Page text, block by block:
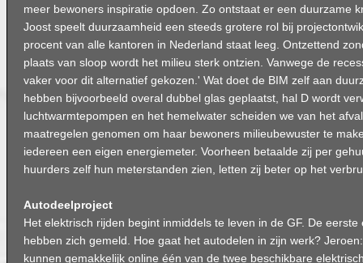
meer bewoners inspiratie opdoen. Zo ontstaat er een duurzame
Joost speelt duurzaamheid een steeds grotere rol bij
procent van alle kantoren in Nederland staat leeg. Ontzettend
plaats van sloop wordt het milieu sterk ontzien. Vanwege de
vaker voor dit alternatief gekozen.' Wat doet de BIM zelf aan
hebben bijvoorbeeld overal dubbel glas geplaatst, hal D wordt
luchtwarmtepompen en het hemelwater scheiden we van het
maatregelen genomen om haar bewoners milieubewuster te
iedereen een eigen energiemeter. Voorheen betaalde zij per
huurders zelf hun meterstanden zien, letten zij beter op het
Autodeelproject
Het elektrisch rijden begint inmiddels te leven in de GF. De eerste
hebben zich gemeld. Hoe gaat het autodelen in zijn werk?
kunnen gemakkelijk online één van de twee beschikbare